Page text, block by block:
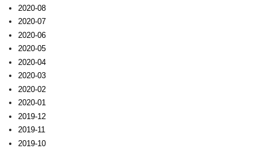
2020-08
2020-07
2020-06
2020-05
2020-04
2020-03
2020-02
2020-01
2019-12
2019-11
2019-10